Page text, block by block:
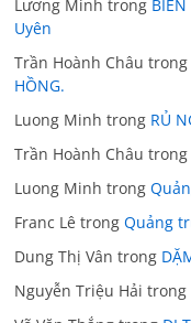
Lương Minh trong
Uyên
Trần Hoành Châu
HỒNG.
Luong Minh trong RỦ
Trần Hoành Châu
Luong Minh trong
Franc Lê trongQuảng
Dung Thị Vân trong
Nguyễn Triệu Hải trong